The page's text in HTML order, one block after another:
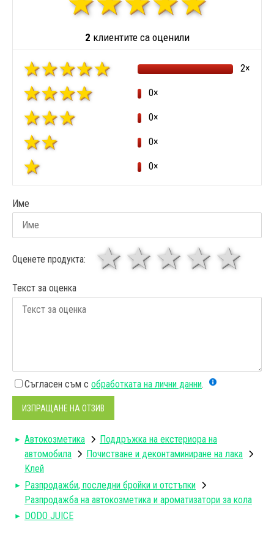
2 клиентите са оценили
2×
0×
0×
0×
0×
Име
Оценете продукта: 4
3
звезди
1 звезда
Текст за оценка
Съгласен съм с обработката на лични данни.
ИЗПРАЩАНЕ НА ОТЗИВ
Автокозметика
Поддръжка на екстериора на
автомобила
Почистване и деконтаминиране на лака
Kлей
Разпродажби, последни бройки и отстъпки
Разпродажба на автокозметика и ароматизатори за кола
DODO JUICE